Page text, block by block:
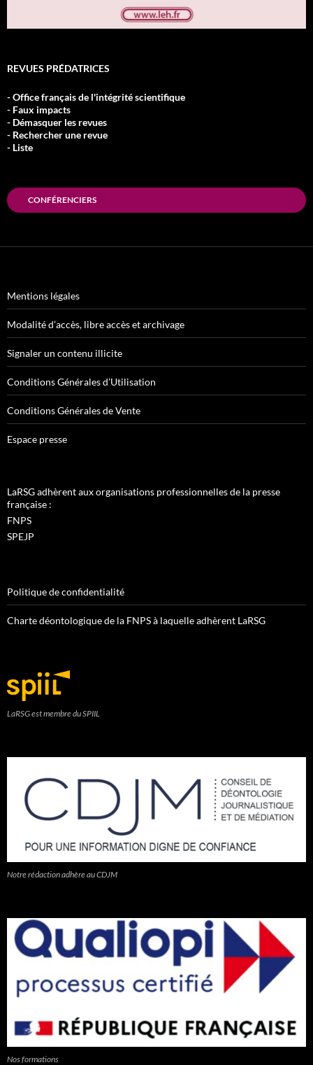
REVUES PRÉDATRICES
- Office français de l'intégrité scientifique
- Faux impacts
- Démasquer les revues
- Rechercher une revue
- Liste
CONFÉRENCIERS
Mentions légales
Modalité d’accès, libre accès et archivage
Signaler un contenu illicite
Conditions Générales d’Utilisation
Conditions Générales de Vente
Espace presse
LaRSG adhèrent aux organisations professionnelles de la presse
française :
FNPS
SPEJP
Politique de confidentialité
Charte déontologique de la FNPS à laquelle adhèrent LaRSG
LaRSG est membre du SPIIL
Notre rédaction adhère au CDJM
Nos formations